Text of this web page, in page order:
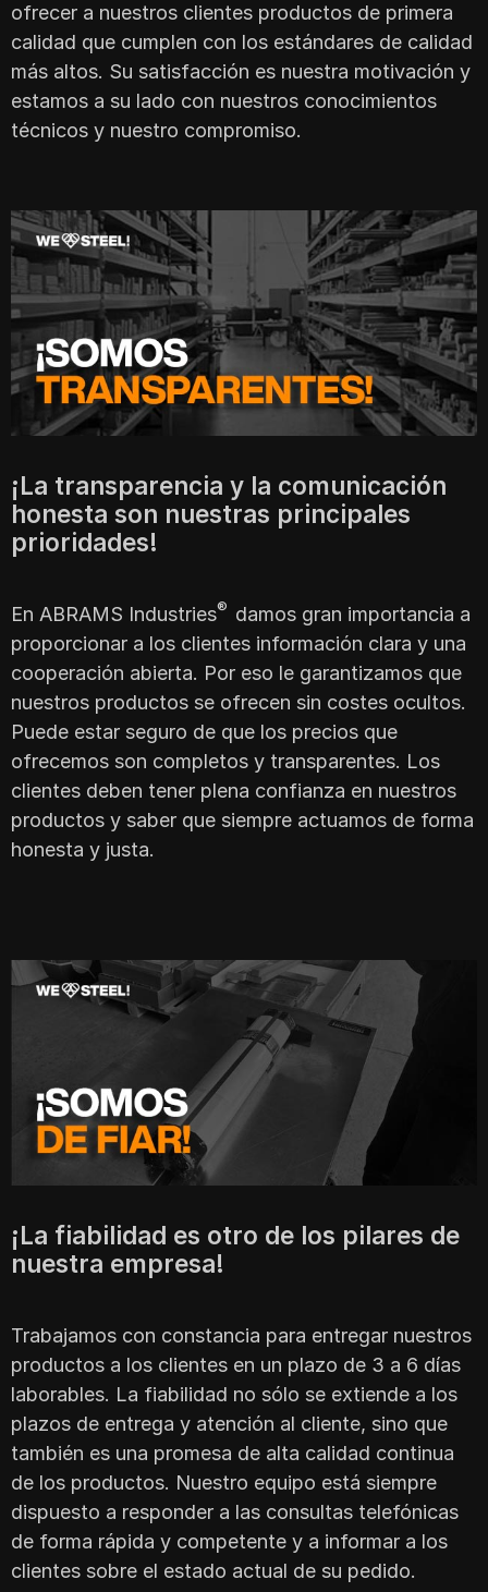
ofrecer a nuestros clientes productos de primera
calidad que cumplen con los estándares de calidad
más altos. Su satisfacción es nuestra motivación y
estamos a su lado con nuestros conocimientos
técnicos y nuestro compromiso.
¡La transparencia y la comunicación
honesta son nuestras principales
prioridades!
En ABRAMS Industries® damos gran importancia a
proporcionar a los clientes información clara y una
cooperación abierta. Por eso le garantizamos que
nuestros productos se ofrecen sin costes ocultos.
Puede estar seguro de que los precios que
ofrecemos son completos y transparentes. Los
clientes deben tener plena confianza en nuestros
productos y saber que siempre actuamos de forma
honesta y justa.
¡La fiabilidad es otro de los pilares de
nuestra empresa!
Trabajamos con constancia para entregar nuestros
productos a los clientes en un plazo de 3 a 6 días
laborables. La fiabilidad no sólo se extiende a los
plazos de entrega y atención al cliente, sino que
también es una promesa de alta calidad continua
de los productos. Nuestro equipo está siempre
dispuesto a responder a las consultas telefónicas
de forma rápida y competente y a informar a los
clientes sobre el estado actual de su pedido.